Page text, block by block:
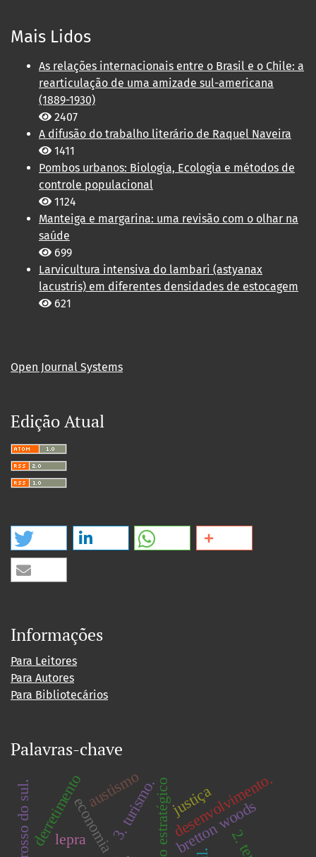
Mais Lidos
As relações internacionais entre o Brasil e o Chile: a
rearticulação de uma amizade sul-americana
(1889-1930)
2407
A difusão do trabalho literário de Raquel Naveira
1411
Pombos urbanos: Biologia, Ecologia e métodos de
controle populacional
1124
Manteiga e margarina: uma revisão com o olhar na
saúde
699
Larvicultura intensiva do lambari (astyanax
lacustris) em diferentes densidades de estocagem
621
Open Journal Systems
Edição Atual
Informações
Para Leitores
Para Autores
Para Bibliotecários
Palavras-chave
economia bretton woods
3. turismo. desenvolvimento.
derretimento justiça
austismo
lepra